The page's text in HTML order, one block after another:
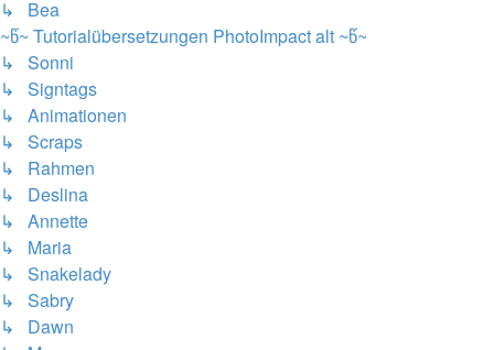
↳ Bea
~წ~ Tutorialübersetzungen PhotoImpact alt ~წ~
↳ Sonni
↳ Signtags
↳ Animationen
↳ Scraps
↳ Rahmen
↳ Deslina
↳ Annette
↳ Maria
↳ Snakelady
↳ Sabry
↳ Dawn